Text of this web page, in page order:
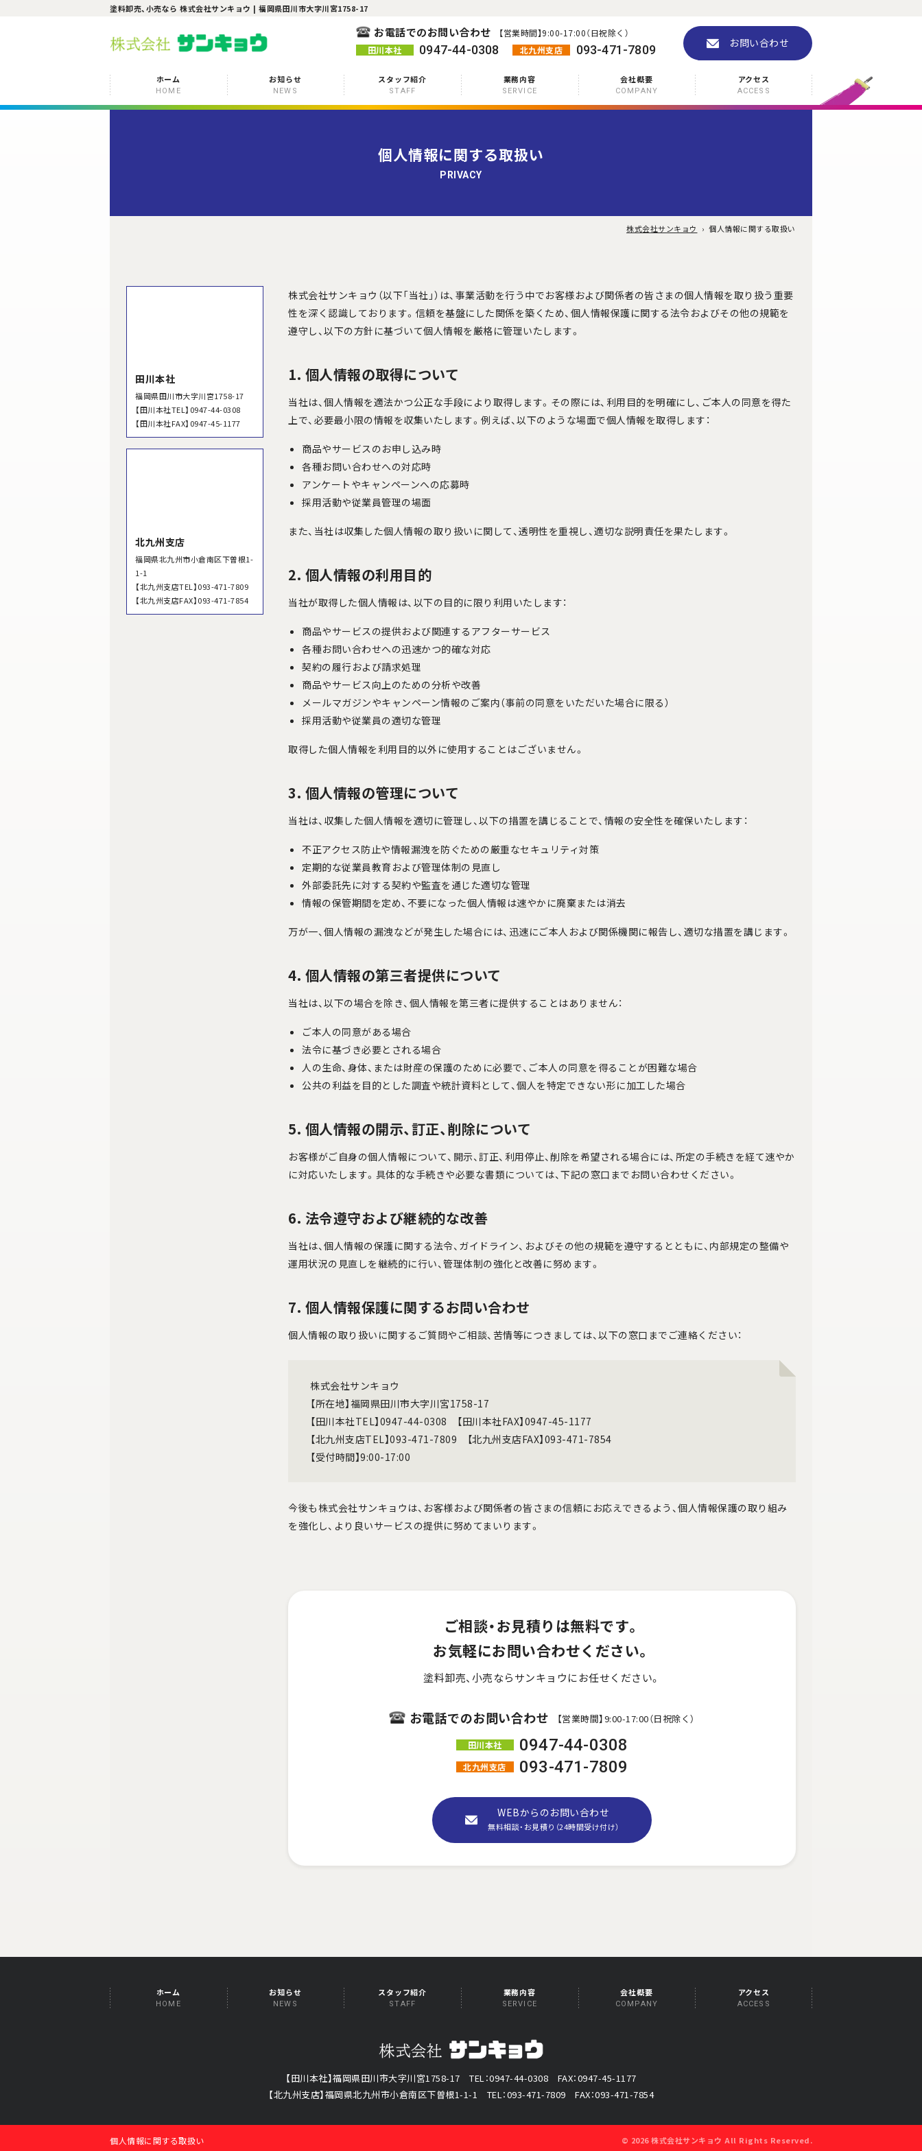
塗料卸売、小売なら 株式会社サンキョウ | 福岡県田川市大字川宮1758-17
お問い合わせ
お電話でのお問い合わせ
【営業時間】9:00-17:00（日祝除く）
田川本社
0947-44-0308 北九州支店 093-471-7809
ホーム
HOME
お知らせ
NEWS
スタッフ紹介
STAFF
業務内容
SERVICE
会社概要
COMPANY
アクセス
ACCESS
個人情報に関する取扱い
PRIVACY
株式会社サンキョウ › 個人情報に関する取扱い
株式会社サンキョウ（以下「当社」）は、事業活動を行う中でお客様および関係者の皆さまの個人情報を取り扱う重要
性を深く認識しております。信頼を基盤にした関係を築くため、個人情報保護に関する法令およびその他の規範を
遵守し、以下の方針に基づいて個人情報を厳格に管理いたします。
1. 個人情報の取得について
当社は、個人情報を適法かつ公正な手段により取得します。その際には、利用目的を明確にし、ご本人の同意を得た
上で、必要最小限の情報を収集いたします。例えば、以下のような場面で個人情報を取得します：
商品やサービスのお申し込み時
各種お問い合わせへの対応時
アンケートやキャンペーンへの応募時
採用活動や従業員管理の場面
また、当社は収集した個人情報の取り扱いに関して、透明性を重視し、適切な説明責任を果たします。
2. 個人情報の利用目的
当社が取得した個人情報は、以下の目的に限り利用いたします：
商品やサービスの提供および関連するアフターサービス
各種お問い合わせへの迅速かつ的確な対応
契約の履行および請求処理
商品やサービス向上のための分析や改善
メールマガジンやキャンペーン情報のご案内（事前の同意をいただいた場合に限る）
採用活動や従業員の適切な管理
取得した個人情報を利用目的以外に使用することはございません。
3. 個人情報の管理について
当社は、収集した個人情報を適切に管理し、以下の措置を講じることで、情報の安全性を確保いたします：
不正アクセス防止や情報漏洩を防ぐための厳重なセキュリティ対策
定期的な従業員教育および管理体制の見直し
外部委託先に対する契約や監査を通じた適切な管理
情報の保管期間を定め、不要になった個人情報は速やかに廃棄または消去
万が一、個人情報の漏洩などが発生した場合には、迅速にご本人および関係機関に報告し、適切な措置を講じます。
4. 個人情報の第三者提供について
当社は、以下の場合を除き、個人情報を第三者に提供することはありません：
ご本人の同意がある場合
法令に基づき必要とされる場合
人の生命、身体、または財産の保護のために必要で、ご本人の同意を得ることが困難な場合
公共の利益を目的とした調査や統計資料として、個人を特定できない形に加工した場合
5. 個人情報の開示、訂正、削除について
お客様がご自身の個人情報について、開示、訂正、利用停止、削除を希望される場合には、所定の手続きを経て速やか
に対応いたします。具体的な手続きや必要な書類については、下記の窓口までお問い合わせください。
6. 法令遵守および継続的な改善
当社は、個人情報の保護に関する法令、ガイドライン、およびその他の規範を遵守するとともに、内部規定の整備や
運用状況の見直しを継続的に行い、管理体制の強化と改善に努めます。
7. 個人情報保護に関するお問い合わせ
個人情報の取り扱いに関するご質問やご相談、苦情等につきましては、以下の窓口までご連絡ください：
株式会社サンキョウ
【所在地】福岡県田川市大字川宮1758-17
【田川本社TEL】0947-44-0308 【田川本社FAX】0947-45-1177
【北九州支店TEL】093-471-7809 【北九州支店FAX】093-471-7854
【受付時間】9:00-17:00
今後も株式会社サンキョウは、お客様および関係者の皆さまの信頼にお応えできるよう、個人情報保護の取り組み
を強化し、より良いサービスの提供に努めてまいります。
ご相談・お見積りは無料です。
お気軽にお問い合わせください。
塗料卸売、小売ならサンキョウにお任せください。
お電話でのお問い合わせ 【営業時間】9:00-17:00（日祝除く）
田川本社 0947-44-0308
北九州支店 093-471-7809
WEBからのお問い合わせ
無料相談・お見積り（24時間受け付け）
田川本社
福岡県田川市大字川宮1758-17
【田川本社TEL】0947-44-0308
【田川本社FAX】0947-45-1177
北九州支店
福岡県北九州市小倉南区下曽根1-
1-1
【北九州支店TEL】093-471-7809
【北九州支店FAX】093-471-7854
ホーム
HOME
お知らせ
NEWS
スタッフ紹介
STAFF
業務内容
SERVICE
会社概要
COMPANY
アクセス
ACCESS
【田川本社】福岡県田川市大字川宮1758-17TEL：0947-44-0308 FAX：0947-45-1177
【北九州支店】福岡県北九州市小倉南区下曽根1-1-1 TEL：093-471-7809 FAX：093-471-7854
個人情報に関する取扱い © 2026 株式会社サンキョウ All Rights Reserved.